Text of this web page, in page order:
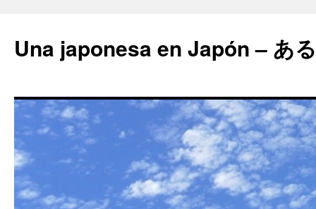
Una japonesa en Japón – あ